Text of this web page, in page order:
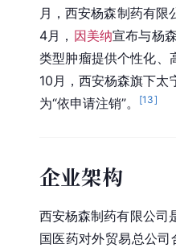
月，西安杨森制药有限
4月， 因美纳宣布与杨
类型肿瘤提供个性化、
10月，西安杨森旗下
为“依申请注销”。
[13]
企业架构
西安杨森制药有限公司
国医药对外贸易总公